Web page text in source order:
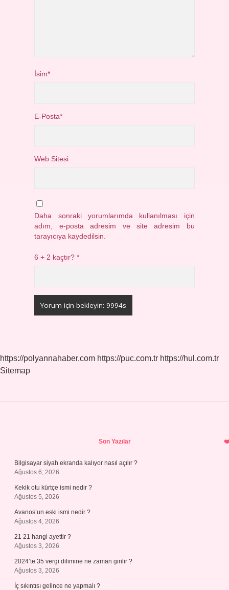
İsim*
E-Posta*
Web Sitesi
Daha sonraki yorumlarımda kullanılması için
adım, e-posta adresim ve site adresim bu
tarayıcıya kaydedilsin.
6 + 2 kaçtır?*
https://polyannahaber.com https://puc.com.tr https://hul.com.tr
Sitemap
Son Yazılar
Bilgisayar siyah ekranda kalıyor nasıl açılır ?
Ağustos 6, 2026
Kekik otu kürtçe ismi nedir ?
Ağustos 5, 2026
Avanos’un eski ismi nedir ?
Ağustos 4, 2026
21 21 hangi ayettir ?
Ağustos 3, 2026
2024’te 35 vergi dilimine ne zaman girilir ?
Ağustos 3, 2026
İç sıkıntısı gelince ne yapmalı ?